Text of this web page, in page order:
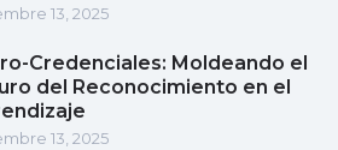
13, 2025
Credenciales: Moldeando el
del Reconocimiento en el
13, 2025